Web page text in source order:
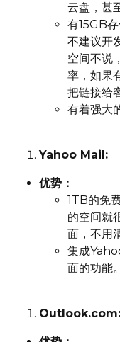
云盘，甚
有15GB
不建议开
空间不说
率，如果
把链接给
有着强大
Yahoo Mail:
优势：
1TB的免
的空间就
面，不用
集成
面的功能。
Outlook.com: